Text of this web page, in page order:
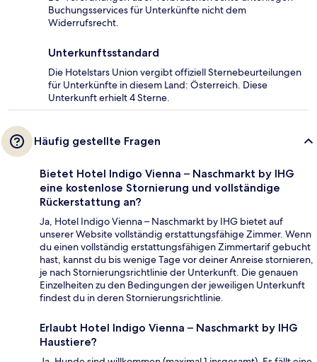
Buchungsservices für Unterkünfte nicht dem
Widerrufsrecht.
Unterkunftsstandard
Die Hotelstars Union vergibt offiziell Sternebeurteilungen
für Unterkünfte in diesem Land: Österreich. Diese
Unterkunft erhielt 4 Sterne.
Häufig gestellte Fragen
Bietet Hotel Indigo Vienna – Naschmarkt by IHG
eine kostenlose Stornierung und vollständige
Rückerstattung an?
Ja, Hotel Indigo Vienna – Naschmarkt by IHG bietet auf
unserer Website vollständig erstattungsfähige Zimmer. Wenn
du einen vollständig erstattungsfähigen Zimmertarif gebucht
hast, kannst du bis wenige Tage vor deiner Anreise stornieren,
je nach Stornierungsrichtlinie der Unterkunft. Die genauen
Einzelheiten zu den Bedingungen der jeweiligen Unterkunft
findest du in deren Stornierungsrichtlinie.
Erlaubt Hotel Indigo Vienna – Naschmarkt by IHG
Haustiere?